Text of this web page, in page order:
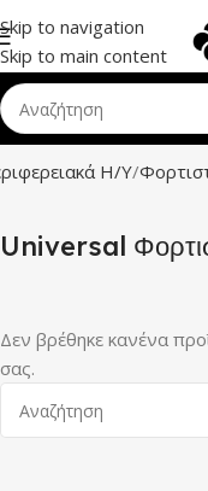
Skip to navigation
Skip to main content
H/Y
Universal
Δεν βρέθηκε κανένα
σας.